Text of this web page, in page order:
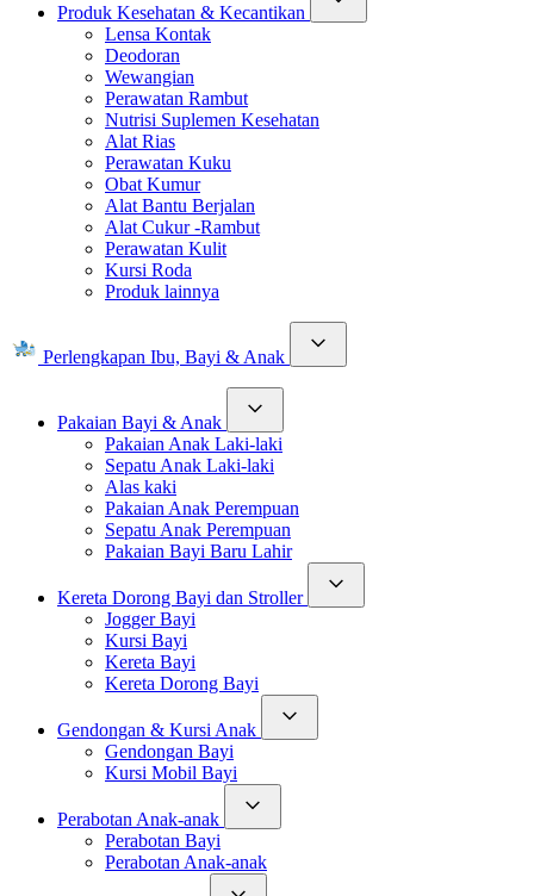
Produk Kesehatan & Kecantikan
Lensa Kontak
Deodoran
Wewangian
Perawatan Rambut
Nutrisi Suplemen Kesehatan
Alat Rias
Perawatan Kuku
Obat Kumur
Alat Bantu Berjalan
Alat Cukur -Rambut
Perawatan Kulit
Kursi Roda
Produk lainnya
Perlengkapan Ibu, Bayi & Anak
Pakaian Bayi & Anak
Pakaian Anak Laki-laki
Sepatu Anak Laki-laki
Alas kaki
Pakaian Anak Perempuan
Sepatu Anak Perempuan
Pakaian Bayi Baru Lahir
Kereta Dorong Bayi dan Stroller
Jogger Bayi
Kursi Bayi
Kereta Bayi
Kereta Dorong Bayi
Gendongan & Kursi Anak
Gendongan Bayi
Kursi Mobil Bayi
Perabotan Anak-anak
Perabotan Bayi
Perabotan Anak-anak